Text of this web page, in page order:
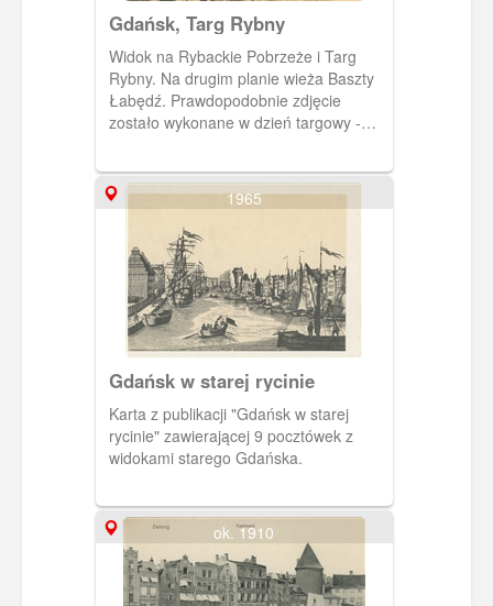
Podstawową różnicą było inne
usytuowanie płaskiego ścięcia cylindra
baszty – tym razem od strony miasta, a
nie od strony zamku.
Gdańsk, Targ Rybny
Widok na Rybackie Pobrzeże i Targ
Rybny. Na drugim planie wieża Baszty
Łabędź. Prawdopodobnie zdjęcie
zostało wykonane w dzień targowy -
1965
Gdańsk w starej rycinie
Karta z publikacji "Gdańsk w starej
rycinie" zawierającej 9 pocztówek z
widokami starego Gdańska.
ok. 1910